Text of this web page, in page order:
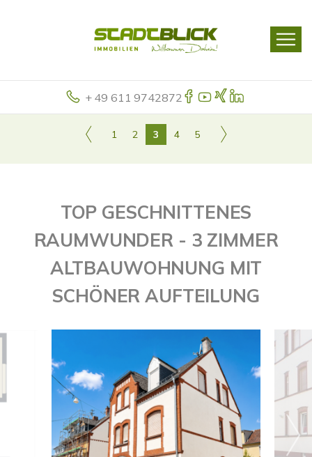
+ 49 611 9742872
1 2 3 4 5
TOP GESCHNITTENES
RAUMWUNDER - 3 ZIMMER
ALTBAUWOHNUNG MIT
SCHÖNER AUFTEILUNG